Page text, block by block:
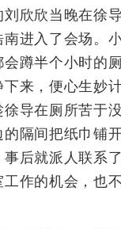
欣欣当晚在徐
进入了会场。
蹲半个小时的
来，便心生妙
导在厕所苦于
隔间把纸巾铺
后就派人联系
作的机会，也